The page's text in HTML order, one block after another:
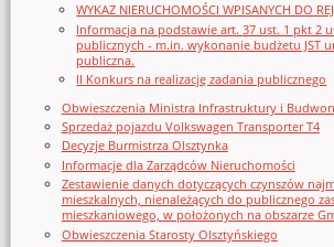
WYKAZ NIERUCHOMOŚCI WPISANYCH DO
Informacja na podstawie art. 37 ust. 1 pkt 2
publicznych - m.in. wykonanie budżetu JST
publiczna.
II Konkurs na realizację zadania publicznego
Obwieszczenia Ministra Infrastruktury i
Sprzedaż pojazdu Volkswagen Transporter T4
Decyzje Burmistrza Olsztynka
Informacje dla Zarządców Nieruchomości
Zestawienie danych dotyczących czynszów
mieszkalnych, nienależących do publicznego
mieszkaniowego, w położonych na obszarze
Obwieszczenia Starosty Olsztyńskiego